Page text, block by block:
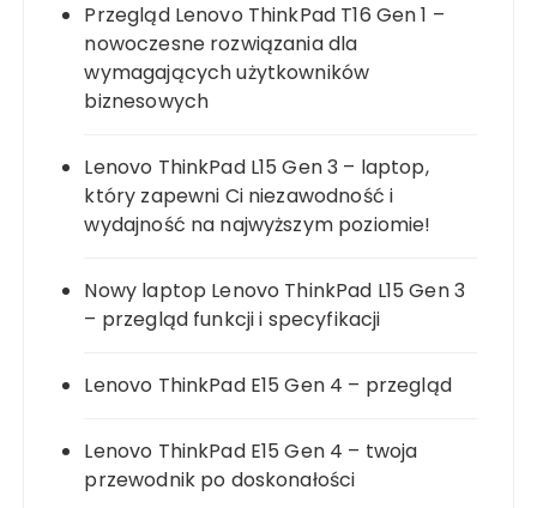
Przegląd Lenovo ThinkPad T16 Gen 1 –
nowoczesne rozwiązania dla
wymagających użytkowników
biznesowych
Lenovo ThinkPad L15 Gen 3 – laptop,
który zapewni Ci niezawodność i
wydajność na najwyższym poziomie!
Nowy laptop Lenovo ThinkPad L15 Gen 3
– przegląd funkcji i specyfikacji
Lenovo ThinkPad E15 Gen 4 – przegląd
Lenovo ThinkPad E15 Gen 4 – twoja
przewodnik po doskonałości